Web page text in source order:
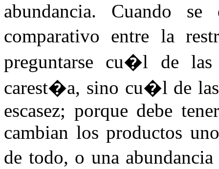
abundancia. Cuando
comparativo entre la
preguntarse cu�l de
carest�a, sino cu�l de las
escasez; porque debe
cambian los productos
de todo, o una